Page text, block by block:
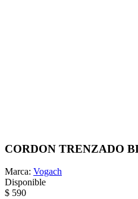
CORDON TRENZADO
Marca: Vogach
Disponible
$ 590